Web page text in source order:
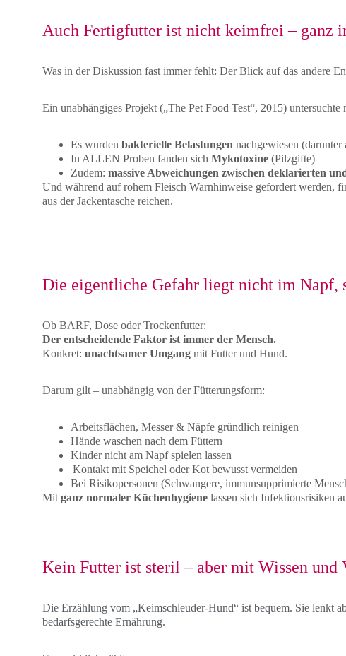
Auch Fertigfutter ist nicht keimfrei – ganz
Was in der Diskussion fast immer fehlt: Der Blick auf das andere
Ein unabhängiges Projekt („The Pet Food Test“, 2015)
Es wurden bakterielle Belastungen nachgewiesen
In ALLEN Proben fanden sich Mykotoxine (Pilzgifte)
Zudem: massive Abweichungen zwischen deklarierten
Und während auf rohem Fleisch Warnhinweise gefordert werden,
aus der Jackentasche reichen.
Die eigentliche Gefahr liegt nicht im Napf,
Ob BARF, Dose oder Trockenfutter:
Der entscheidende Faktor ist immer der Mensch.
Konkret: unachtsamer Umgang mit Futter und Hund.
Darum gilt – unabhängig von der Fütterungsform:
Arbeitsflächen, Messer & Näpfe gründlich reinigen
Hände waschen nach dem Füttern
Kinder nicht am Napf spielen lassen
Kontakt mit Speichel oder Kot bewusst vermeiden
Bei Risikopersonen (Schwangere, immunsupprimierte
Mit ganz normaler Küchenhygiene lassen sich Infektionsrisiken
Kein Futter ist steril – aber mit Wissen und
Die Erzählung vom „Keimschleuder-Hund“ ist bequem. Sie lenkt
bedarfsgerechte Ernährung.